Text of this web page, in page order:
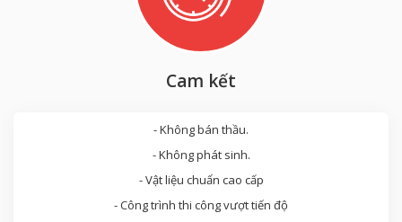
Cam kết
- Không bán thầu.
- Không phát sinh.
- Vật liệu chuẩn cao cấp
- Công trình thi công vượt tiến độ